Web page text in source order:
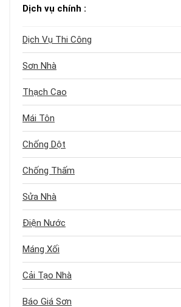
Dịch vụ chính :
Dịch Vụ Thi Công
Sơn Nhà
Thạch Cao
Mái Tôn
Chống Dột
Chống Thấm
Sửa Nhà
Điện Nước
Máng Xối
Cải Tạo Nhà
Báo Giá Sơn